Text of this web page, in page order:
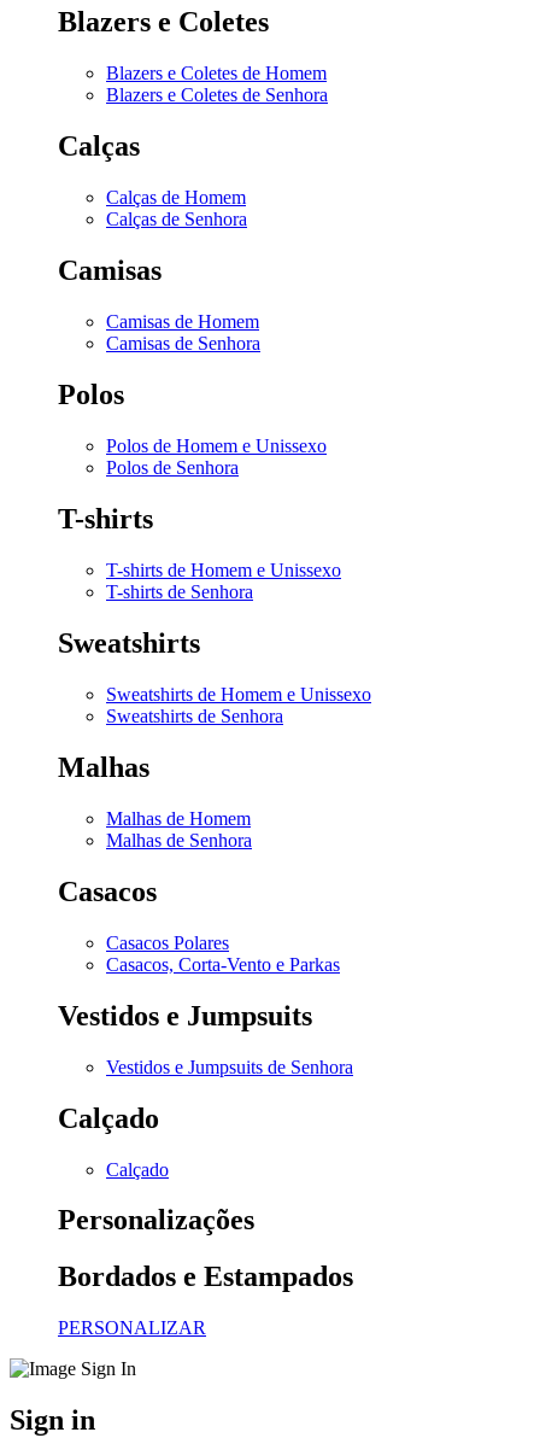
Blazers e Coletes
Blazers e Coletes de Homem
Blazers e Coletes de Senhora
Calças
Calças de Homem
Calças de Senhora
Camisas
Camisas de Homem
Camisas de Senhora
Polos
Polos de Homem e Unissexo
Polos de Senhora
T-shirts
T-shirts de Homem e Unissexo
T-shirts de Senhora
Sweatshirts
Sweatshirts de Homem e Unissexo
Sweatshirts de Senhora
Malhas
Malhas de Homem
Malhas de Senhora
Casacos
Casacos Polares
Casacos, Corta-Vento e Parkas
Vestidos e Jumpsuits
Vestidos e Jumpsuits de Senhora
Calçado
Calçado
Personalizações
Bordados e Estampados
PERSONALIZAR
Sign in